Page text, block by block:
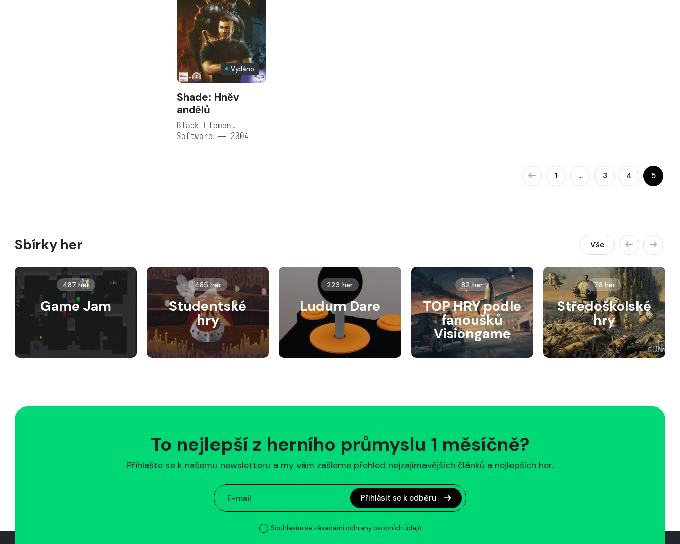
Vydáno
Shade: Hněv
andělů
Black Element
Software — 2004
1 … 3 4 5
Sbírky her Vše
487 her
Game Jam
485 her
Studentské
hry
223 her
Ludum Dare
82 her
TOP HRY podle
fanoušků
Visiongame
76 her
Středoškolské
hry
To nejlepší z herního průmyslu 1 měsíčně?
Přihlašte se k našemu newsletteru a my vám zašleme přehled nejzajímavějších článků a nejlepších her.
Přihlásit se k odběru
Souhlasím se zásadami ochrany osobních údajů